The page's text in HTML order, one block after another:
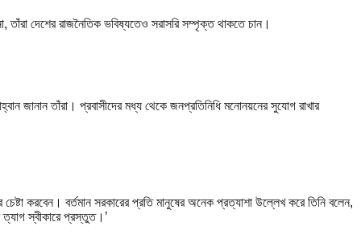
তাঁরা দেশের রাজনৈতিক ভবিষ্যতেও সরাসরি সম্পৃক্ত থাকতে চান।
জানান তাঁরা। প্রবাসীদের মধ্য থেকে জনপ্রতিনিধি মনোনয়নের সুযোগ রাখার
করবেন। বর্তমান সরকারের প্রতি মানুষের অনেক প্রত্যাশা উল্লেখ করে তিনি বলেন,
ত্যাগ স্বীকারে প্রস্তুত।’